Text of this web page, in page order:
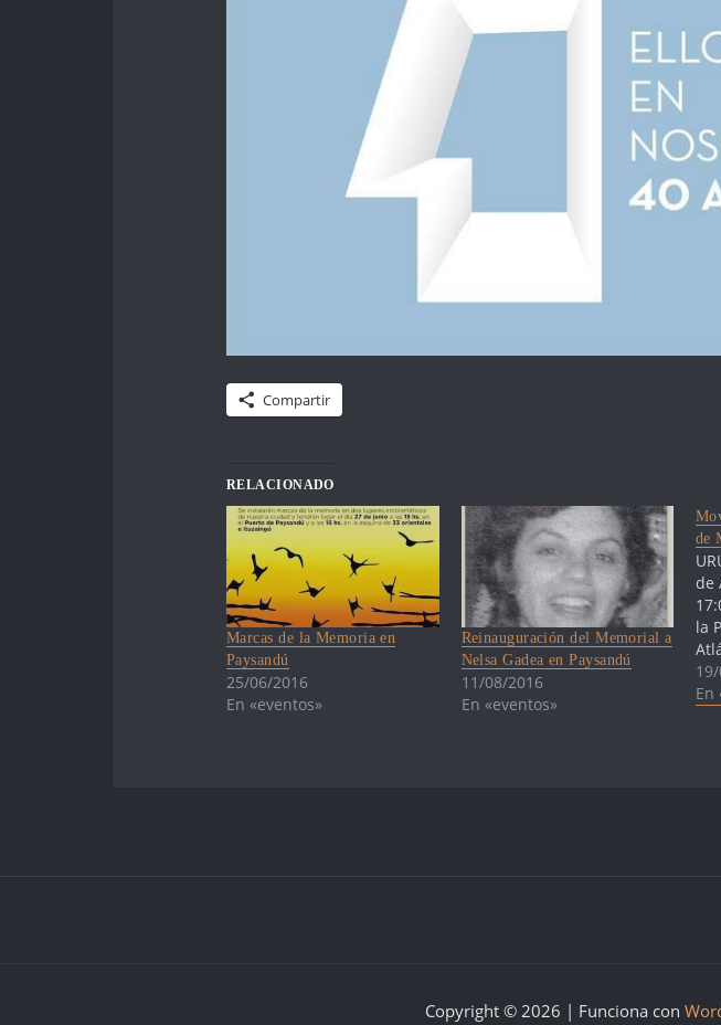
Compartir
RELACIONADO
Marcas de la Memoria en
Paysandú
25/06/2016
En «eventos»
Reinauguración del Memorial a
Nelsa Gadea en Paysandú
11/08/2016
En «eventos»
de
de
la
de
En
Copyright © 2026 | Funciona con